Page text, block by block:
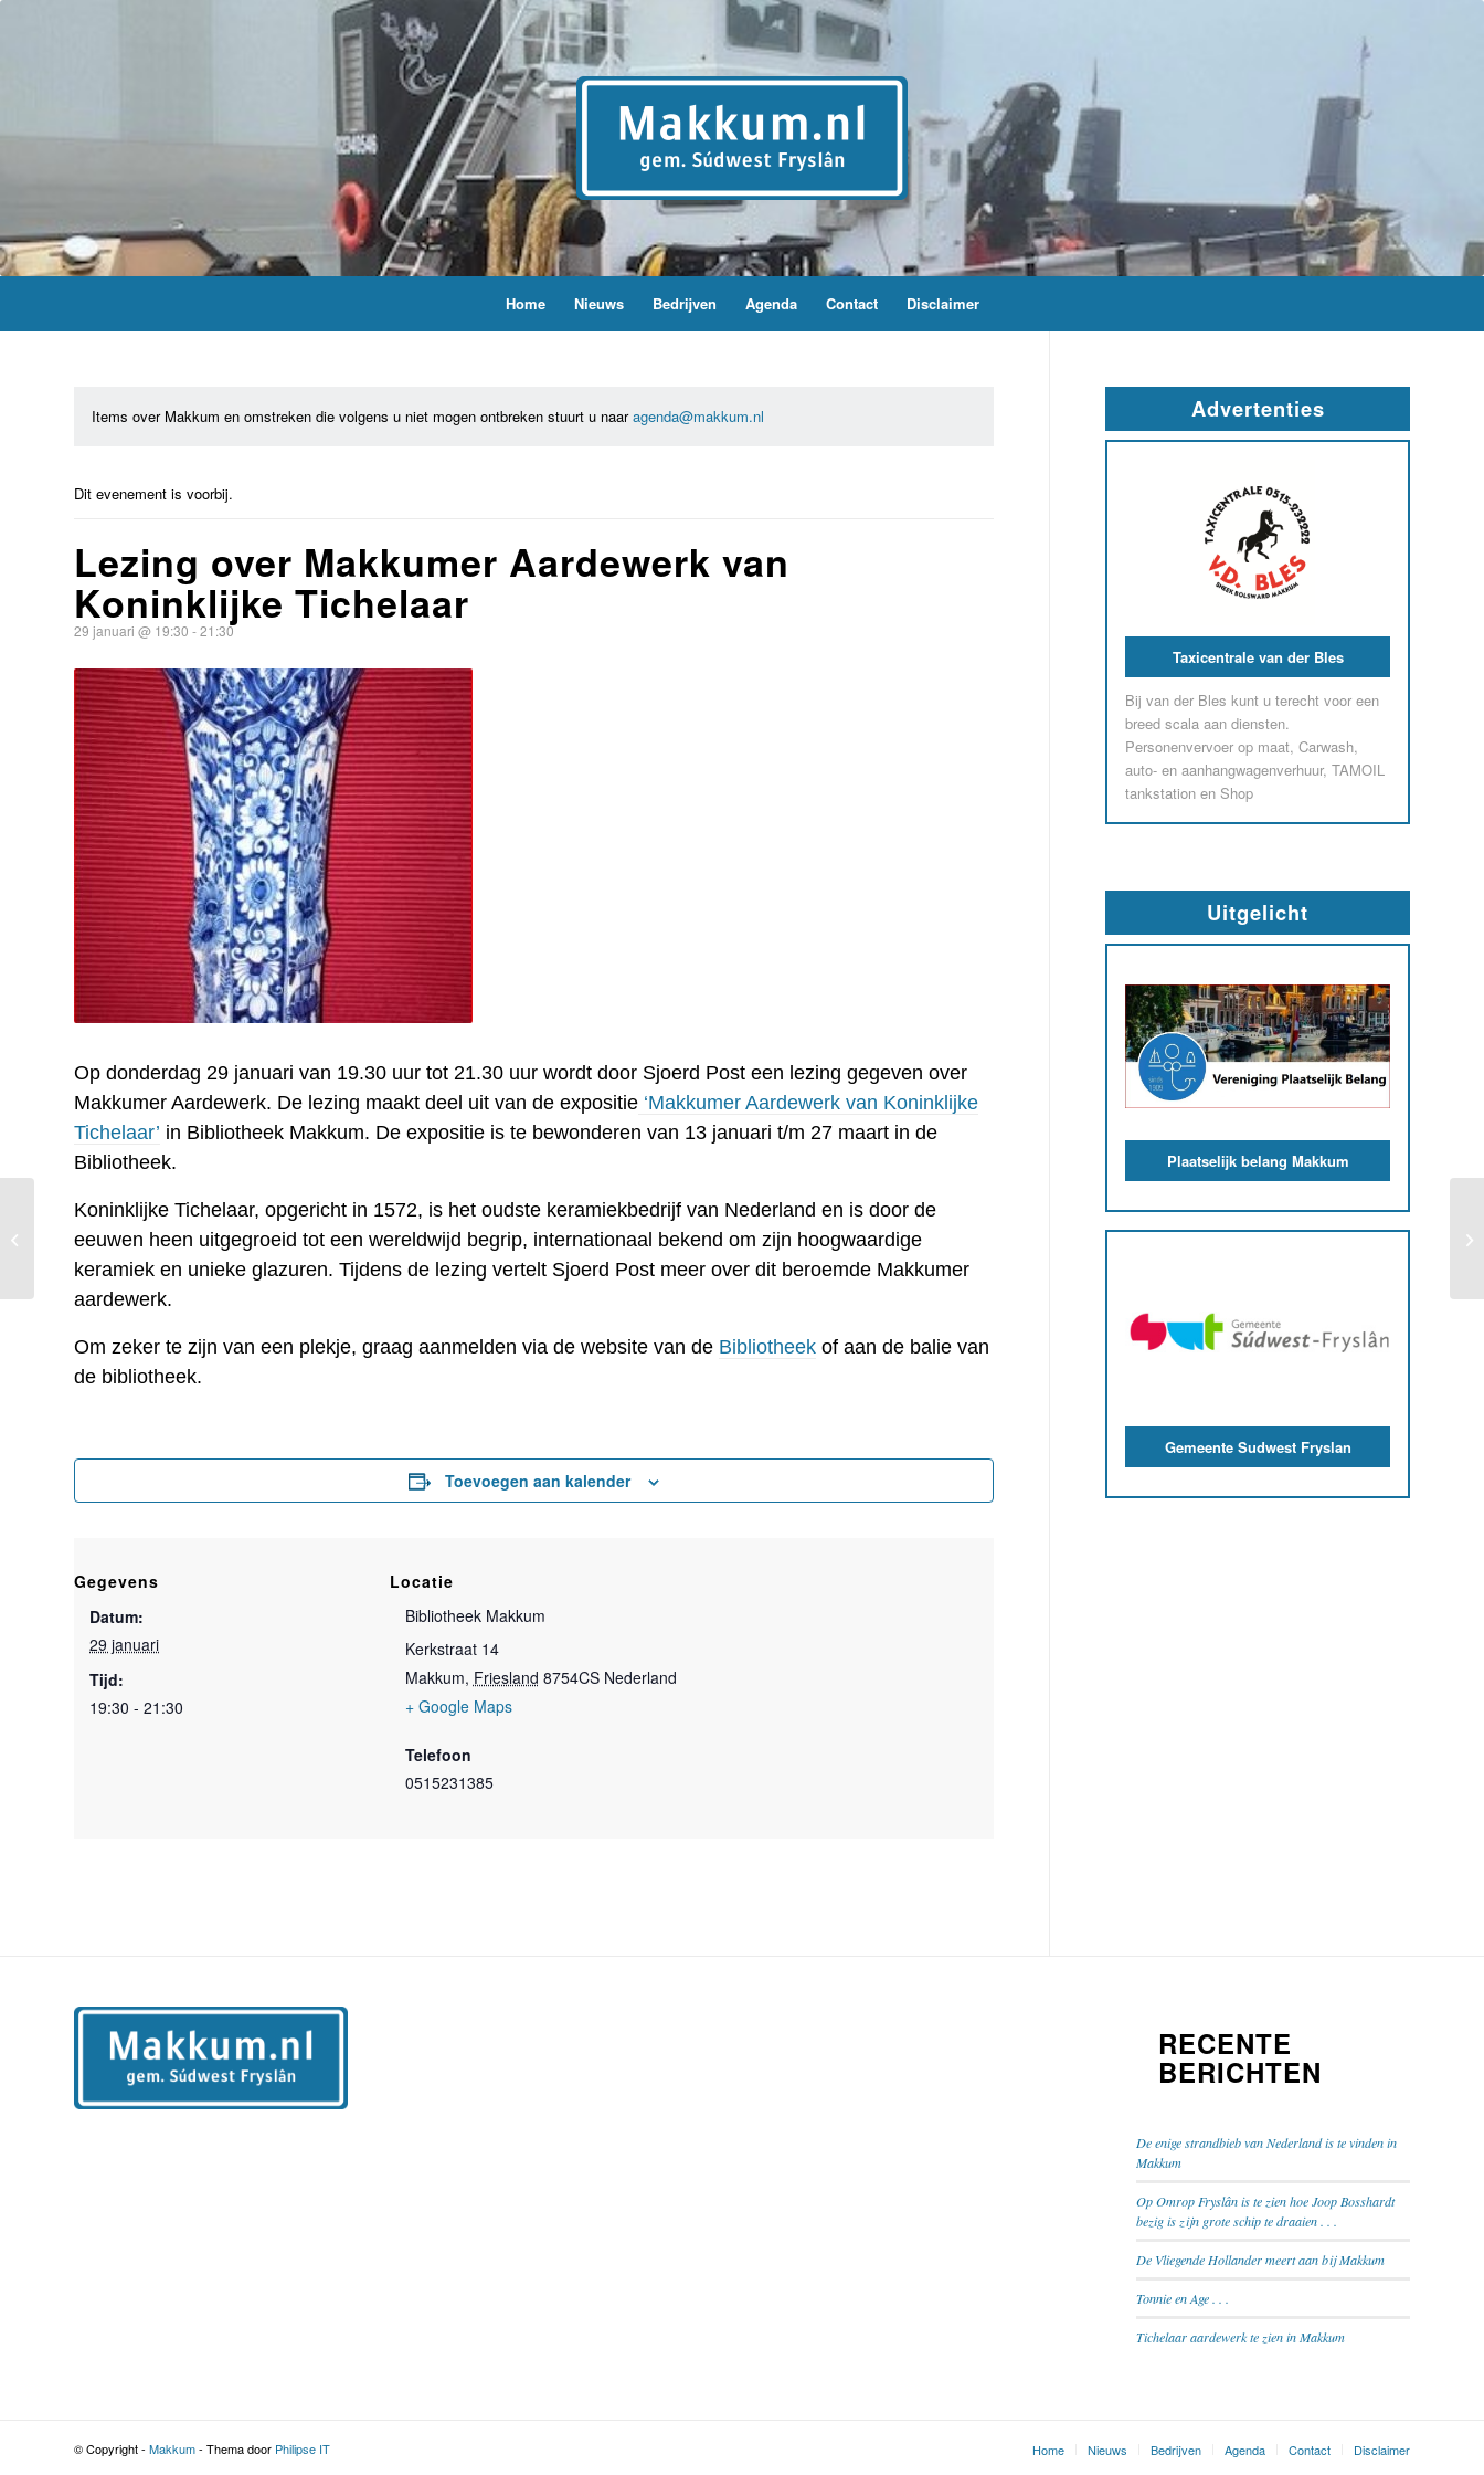
Home Nieuws Bedrijven Agenda Contact Disclaimer
Items over Makkum en omstreken die volgens u niet mogen ontbreken stuurt u naaragenda@makkum.nl
Dit evenement is voorbij.
Lezing over Makkumer Aardewerk van
Koninklijke Tichelaar
29 januari @ 19:30 -21:30
Op donderdag 29 januari van 19.30 uur tot 21.30 uur wordt door Sjoerd Post een lezing gegeven over
Makkumer Aardewerk. De lezing maakt deel uit van de expositie ‘Makkumer Aardewerk van Koninklijke
Tichelaar’ in Bibliotheek Makkum. De expositie is te bewonderen van 13 januari t/m 27 maart in de
Bibliotheek.
Koninklijke Tichelaar, opgericht in 1572, is het oudste keramiekbedrijf van Nederland en is door de
eeuwen heen uitgegroeid tot een wereldwijd begrip, internationaal bekend om zijn hoogwaardige
keramiek en unieke glazuren. Tijdens de lezing vertelt Sjoerd Post meer over dit beroemde Makkumer
aardewerk.
Om zeker te zijn van een plekje, graag aanmelden via de website van de Bibliotheek of aan de balie van
de bibliotheek.
Toevoegen aan kalender
Gegevens
Datum:
29 januari
Tijd:
19:30 - 21:30
Locatie
Bibliotheek Makkum
Kerkstraat 14
Makkum, Friesland 8754CS Nederland
+ Google Maps
Telefoon
0515231385
Advertenties
Taxicentrale van der Bles
Bij van der Bles kunt u terecht voor een
breed scala aan diensten.
Personenvervoer op maat, Carwash,
auto- en aanhangwagenverhuur, TAMOIL
tankstation en Shop
Uitgelicht
Plaatselijk belang Makkum
Gemeente Sudwest Fryslan
RECENTE
BERICHTEN
De enige strandbieb van Nederland is te vinden in
Makkum
Op Omrop Fryslân is te zien hoe Joop Bosshardt
bezig is zijn grote schip te draaien . . .
De Vliegende Hollander meert aan bij Makkum
Tonnie en Age . . .
Tichelaar aardewerk te zien in Makkum
© Copyright - Makkum- Thema door Philipse IT Home Nieuws Bedrijven Agenda Contact Disclaimer
Zondag 25 januari 2026
– Latijns-Amerikaans
matinee – Diner